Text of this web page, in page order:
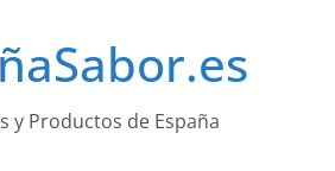
y Productos de España